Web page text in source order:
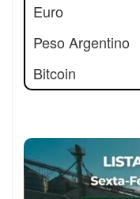
Euro
Peso Argentino
Bitcoin